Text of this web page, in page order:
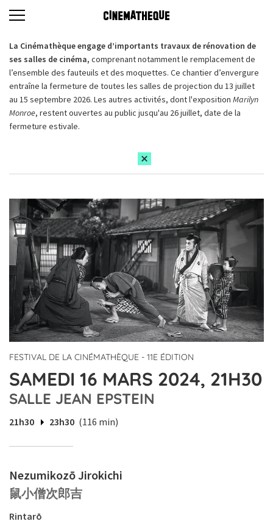
La Cinémathèque engage d’importants travaux de rénovation de
ses salles de cinéma, comprenant notamment le remplacement de
l’ensemble des fauteuils et des moquettes. Ce chantier d’envergure
entraîne la fermeture de toutes les salles de projection du 13 juillet
au 15 septembre 2026. Les autres activités, dont l'exposition Marilyn
Monroe, restent ouvertes au public jusqu'au 26 juillet, date de la
fermeture estivale.
FESTIVAL DE LA CINÉMATHÈQUE - 11E ÉDITION
SAMEDI 16 MARS 2024, 21H30
SALLE JEAN EPSTEIN
21h30 23h30 (116 min)
Nezumikozō Jirokichi
鼠小僧次郎吉
Rintarō